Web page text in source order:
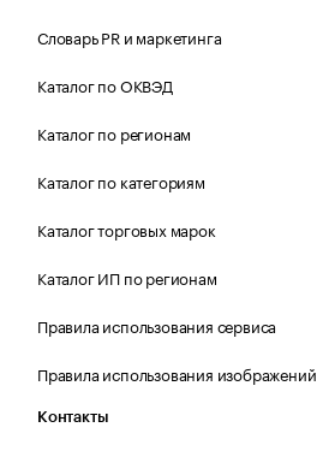
Словарь PR и маркетинга
Каталог по ОКВЭД
Каталог по регионам
Каталог по категориям
Каталог торговых марок
Каталог ИП по регионам
Правила использования сервиса
Правила использования изображений
Контакты